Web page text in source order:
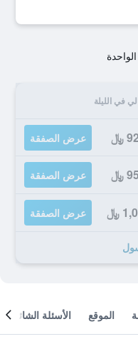
في الليلة
﷼ عرض الصفقة
﷼ عرض الصفقة
﷼ عرض الصفقة
الموقع الأسئلة الشائعة